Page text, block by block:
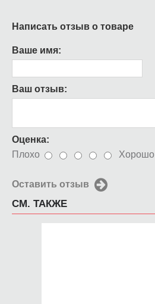
Написать отзыв о товаре
Ваше имя:
Ваш отзыв:
Оценка:
Плохо
Хорошо
Оставить отзыв
СМ. ТАКЖЕ